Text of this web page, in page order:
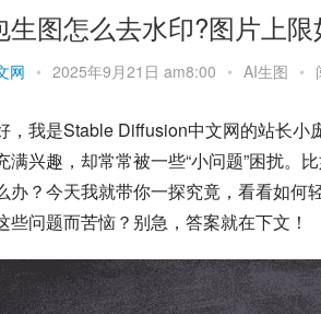
生图怎么去水印?图片上
网 • 2025年9月21日 am8:00 • AI生图 •
，我是Stable Diffusion中文网的站长
满兴趣，却常常被一些“小问题”困扰。
办？今天我就带你一探究竟，看看如何
些问题而苦恼？别急，答案就在下文！